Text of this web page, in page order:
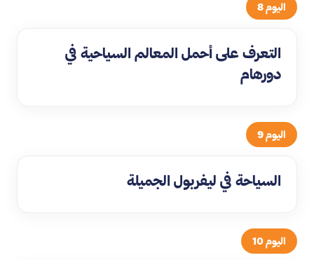
اليوم 8
التعرف على أحمل المعالم السياحية في
دورهام
اليوم 9
السياحة في ليفربول الجميلة
اليوم 10